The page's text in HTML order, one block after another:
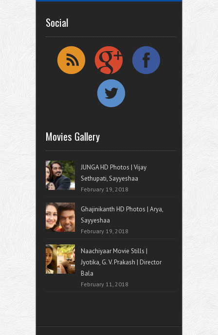
Social
Movies Gallery
JUNGA HD Photos | Vijay
Sethupati, Sayyeshaa
February 19, 2018
Ghajinikanth HD Photos | Arya,
Sayyeshaa
February 19, 2018
Naachiyaar Movie Stills |
Jyotika, G. V. Prakash | Director
Bala
February 11, 2018